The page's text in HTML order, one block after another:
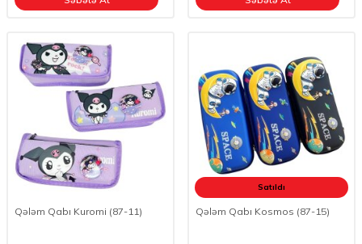
Qələm Qabı Kuromi (87-11)
Satıldı
Qələm Qabı Kosmos (87-15)